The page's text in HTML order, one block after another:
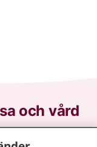
och vård
om